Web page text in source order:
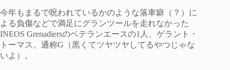
今年もまるで呪われているかのような落車癖（？）に
よる負傷などで満足にグランツールを走れなかった
INEOS Grenadiersのベテランエースの1人、ゲラント・
トーマス。通称G（黒くてツヤツヤしてるやつじゃな
いよ）。